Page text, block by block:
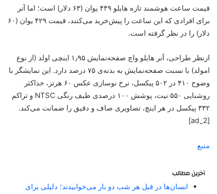
قیمت ساعت هوشمند تازه هایلو ۴۴۹ یوان (۶۳ دلار) است؛ اما آنر
برای افرادی که این ساعت را پیش‌خرید می‌کنند، قیمت ۴۲۹ یوان (۶۰
دلار) را در‌ نظر گرفته است.
ازنظر طراحی، آنر هایلو واچ صفحه‌نمایش ۱٫۹۵ اینچی اولد (از نوع
امولد) با نسبت صفحه‌نمایش به بدنه‌ی ۷۵ درصد دارد. این نمایشگر با
وضوح ۴۱۰ در ۵۰۲ پیکسل، نرخ نوسازی عکس ۶۰ هرتز، حداکثر
روشنایی ۵۵۰ نیت، پوشش ۱۰۰ درصدی طیف رنگی NTSC و تراکم
۳۳۲ پیکسل در هر اینچ، تصاویری صاف و دقیق را ضمانت می‌کند.
[ad_2]
منبع
آخرین مطالب
انسان‌ها در قبل هر شب دو بار می‌خوابیدند؛ دلیلی برای